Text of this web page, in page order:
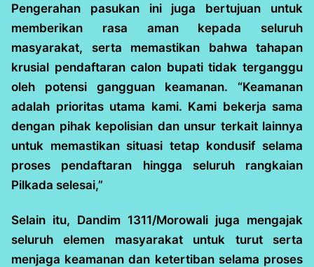
Pengerahan pasukan ini juga bertujuan untuk
memberikan rasa aman kepada seluruh
masyarakat, serta memastikan bahwa tahapan
krusial pendaftaran calon bupati tidak terganggu
oleh potensi gangguan keamanan. “Keamanan
adalah prioritas utama kami. Kami bekerja sama
dengan pihak kepolisian dan unsur terkait lainnya
untuk memastikan situasi tetap kondusif selama
proses pendaftaran hingga seluruh rangkaian
Pilkada selesai,”
Selain itu, Dandim 1311/Morowali juga mengajak
seluruh elemen masyarakat untuk turut serta
menjaga keamanan dan ketertiban selama proses